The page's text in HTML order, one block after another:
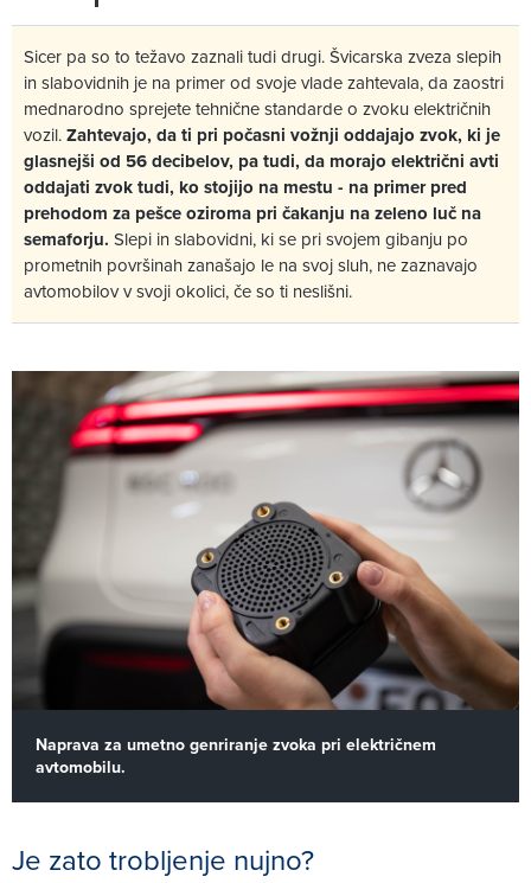
Sicer pa so to težavo zaznali tudi drugi. Švicarska zveza slepih
in slabovidnih je na primer od svoje vlade zahtevala, da zaostri
mednarodno sprejete tehnične standarde o zvoku električnih
vozil.Zahtevajo, da ti pri počasni vožnji oddajajo zvok, ki je
glasnejši od 56 decibelov, pa tudi, da morajo električni avti
oddajati zvok tudi, ko stojijo na mestu - na primer pred
prehodom za pešce oziroma pri čakanju na zeleno luč na
semaforju. Slepi in slabovidni, ki se pri svojem gibanju po
prometnih površinah zanašajo le na svoj sluh, ne zaznavajo
avtomobilov v svoji okolici, če so ti neslišni.
Naprava za umetno genriranje zvoka pri električnem
avtomobilu.
Je zato trobljenje nujno?